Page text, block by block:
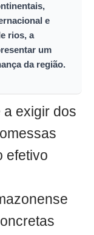
e
rios, a
um
da região.
exigir dos
efetivo